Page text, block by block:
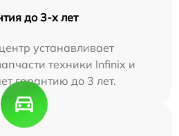
до 3-х лет
устанавливает
техники Infinix и
гарантию до 3 лет.